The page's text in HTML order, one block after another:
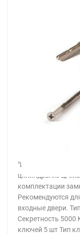
"Цилиндровые
цилиндры из
комплектации
Рекомендуются
входные двери.
Секретность 5000
ключей 5 шт Тип